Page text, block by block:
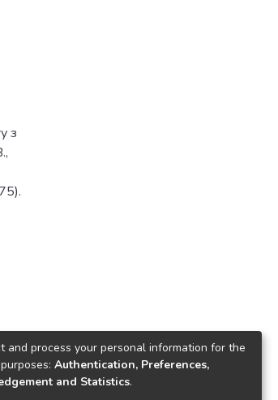
з
and process your personal information for the
Authentication, Preferences,
and Statistics.